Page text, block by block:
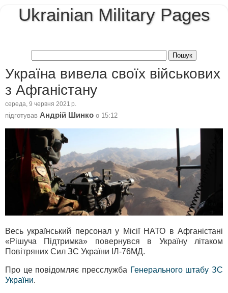
Ukrainian Military Pages
Україна вивела своїх військових
з Афганістану
середа, 9 червня 2021 р.
підготував Андрій Шинко о 15:12
Весь український персонал у Місії НАТО в Афганістані
«Рішуча Підтримка» повернувся в Україну літаком
Повітряних Сил ЗС України ІЛ-76МД.
Про це повідомляє пресслужба Генерального штабу ЗС
України.